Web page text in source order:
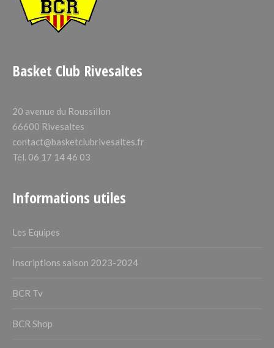
Basket Club Rivesaltes
20 avenue du Roussillon
66600 Rivesaltes
contact@basketclubrivesaltes.fr
Tél. 06 17 14 46 03
Informations utiles
Les Equipes
Inscriptions saison 2023-2024
BCR Tv
BCR Shop